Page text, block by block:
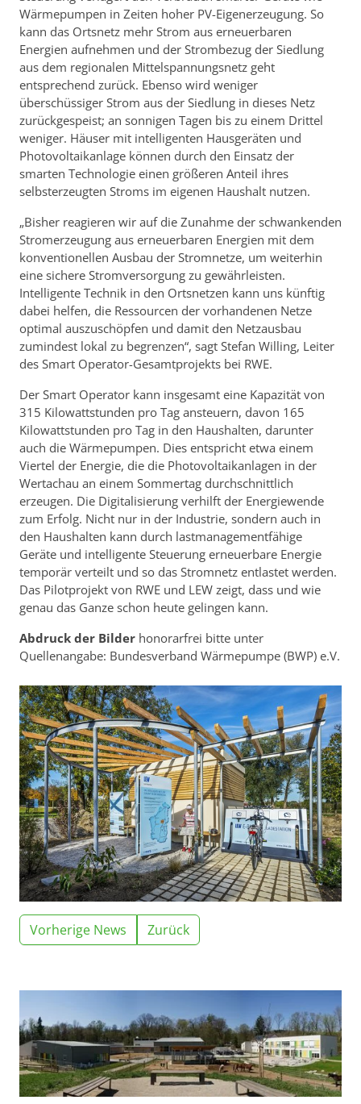
Wärmepumpen in Zeiten hoher PV-Eigenerzeugung. So
kann das Ortsnetz mehr Strom aus erneuerbaren
Energien aufnehmen und der Strombezug der Siedlung
aus dem regionalen Mittelspannungsnetz geht
entsprechend zurück. Ebenso wird weniger
überschüssiger Strom aus der Siedlung in dieses Netz
zurückgespeist; an sonnigen Tagen bis zu einem Drittel
weniger. Häuser mit intelligenten Hausgeräten und
Photovoltaikanlage können durch den Einsatz der
smarten Technologie einen größeren Anteil ihres
selbsterzeugten Stroms im eigenen Haushalt nutzen.
„Bisher reagieren wir auf die Zunahme der schwankenden
Stromerzeugung aus erneuerbaren Energien mit dem
konventionellen Ausbau der Stromnetze, um weiterhin
eine sichere Stromversorgung zu gewährleisten.
Intelligente Technik in den Ortsnetzen kann uns künftig
dabei helfen, die Ressourcen der vorhandenen Netze
optimal auszuschöpfen und damit den Netzausbau
zumindest lokal zu begrenzen“, sagt Stefan Willing, Leiter
des Smart Operator-Gesamtprojekts bei RWE.
Der Smart Operator kann insgesamt eine Kapazität von
315 Kilowattstunden pro Tag ansteuern, davon 165
Kilowattstunden pro Tag in den Haushalten, darunter
auch die Wärmepumpen. Dies entspricht etwa einem
Viertel der Energie, die die Photovoltaikanlagen in der
Wertachau an einem Sommertag durchschnittlich
erzeugen. Die Digitalisierung verhilft der Energiewende
zum Erfolg. Nicht nur in der Industrie, sondern auch in
den Haushalten kann durch lastmanagementfähige
Geräte und intelligente Steuerung erneuerbare Energie
temporär verteilt und so das Stromnetz entlastet werden.
Das Pilotprojekt von RWE und LEW zeigt, dass und wie
genau das Ganze schon heute gelingen kann.
Abdruck der Bilder honorarfrei bitte unter
Quellenangabe: Bundesverband Wärmepumpe (BWP) e.V.
Vorherige News Zurück